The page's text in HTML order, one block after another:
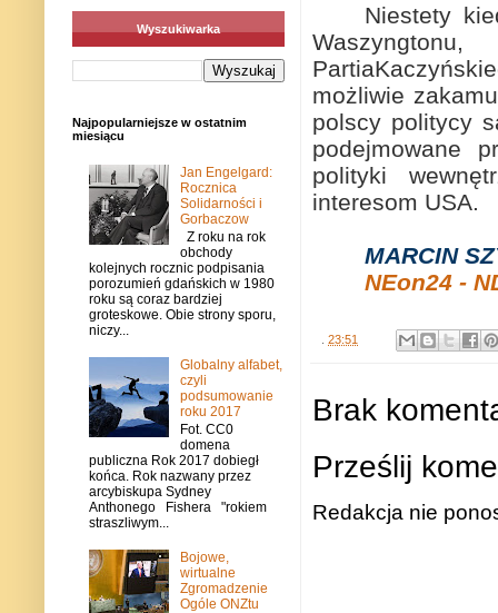
Niestety
Partia
możliwie
polscy politycy
podejmowane
polityki
interesom USA.
MARCIN
NEon24 -
23:51
Brak
Prześlij
Redakcja nie
Wyszukiwarka
Najpopularniejsze w ostatnim
miesiącu
Jan Engelgard:
Rocznica
Solidarności i
Gorbaczow
Z roku na rok
obchody
kolejnych rocznic podpisania
porozumień gdańskich w 1980
roku są coraz bardziej
groteskowe. Obie strony sporu,
niczy...
Globalny alfabet,
czyli
podsumowanie
roku 2017
Fot. CC0
domena
publiczna Rok 2017 dobiegł
końca. Rok nazwany przez
arcybiskupa Sydney
Anthonego Fishera "rokiem
straszliwym...
Bojowe,
wirtualne
Zgromadzenie
Ogóle ONZtu